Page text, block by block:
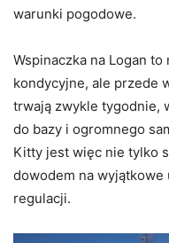
warunki pogodowe.
Wspinaczka na Logan
kondycyjne, ale przede
trwają zwykle tygodnie,
do bazy i ogromnego
Kitty jest więc nie tylko
dowodem na
regulacji.